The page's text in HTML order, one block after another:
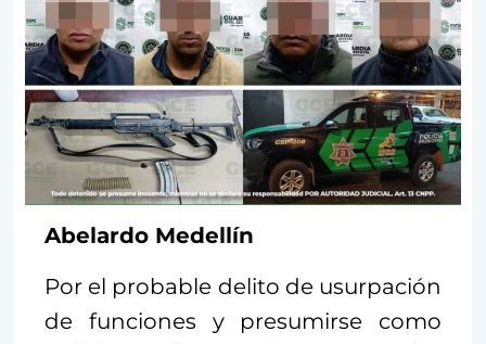
Abelardo Medellín
Por el probable delito de usurpación
de funciones y presumirse como